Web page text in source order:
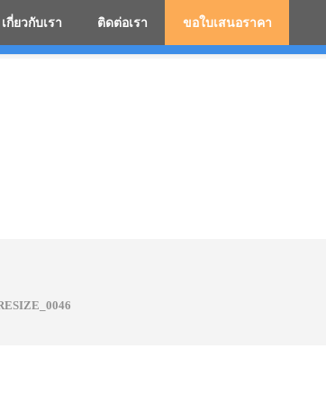
เกี่ยวกับเรา ติดต่อเรา ขอใบเสนอราคา
มสกรีนโลโก้ ร่มพรีเมี่ยม ร่มตอนเดียว ร่มกอล์